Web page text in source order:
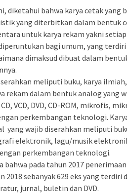
diketahui bahwa karya cetak yang
yang diterbitkan dalam bentuk
untuk karya rekam yakni
bagi umum, yang terdiri
dimaksud dibuat dalam
meliputi buku, karya
rekam dalam bentuk analog yang
VCD, DVD, CD-ROM, mikrofis,
perkembangan teknologi.
wajib diserahkan meliputi
elektronik, lagu/musik
perkembangan teknologi.
pada tahun 2017
2018 sebanyak 629 eks yang terdiri
jurnal, buletin dan DVD.